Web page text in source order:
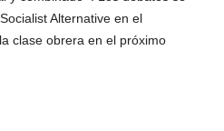
Alternative en el
clase obrera en el próximo